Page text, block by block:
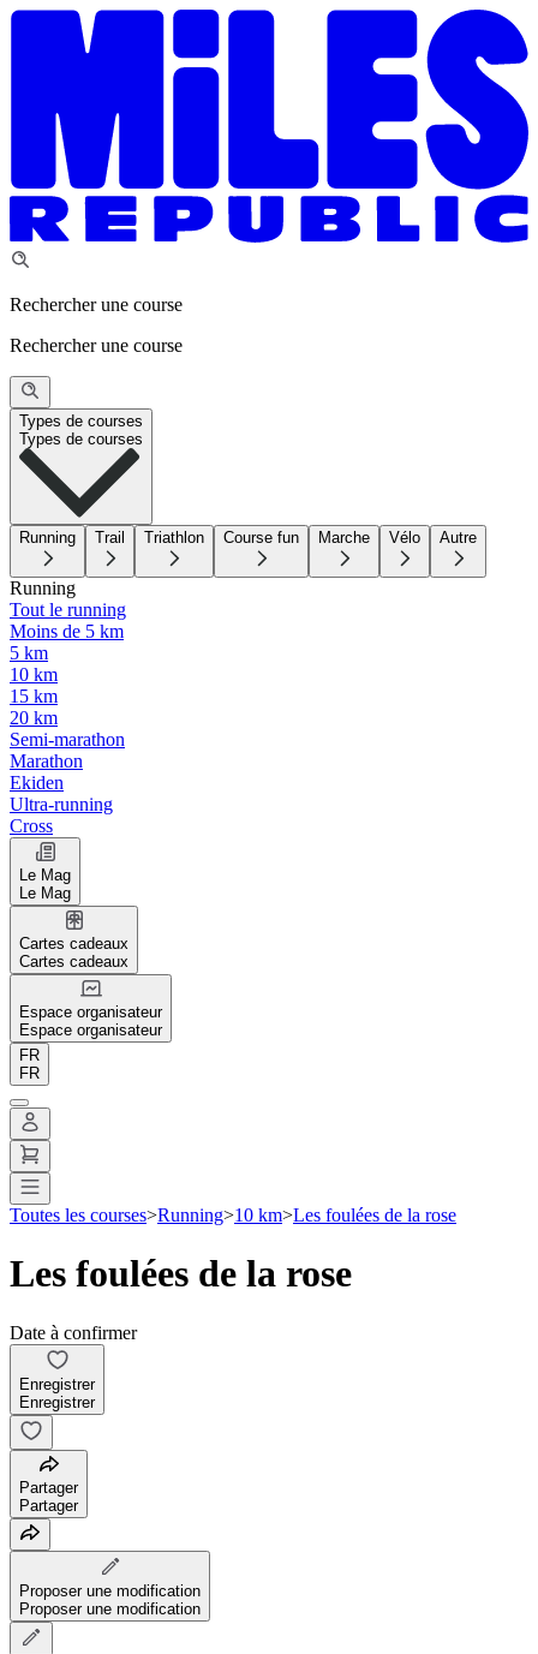
Rechercher une course
Rechercher une course
Types de courses
Types de courses
Running Trail Triathlon Course fun Marche Vélo Autre
Running
Tout le running
Moins de 5 km
5 km
10 km
15 km
20 km
Semi-marathon
Marathon
Ekiden
Ultra-running
Cross
Le Mag
Le Mag
Cartes cadeaux
Cartes cadeaux
Espace organisateur
Espace organisateur
FR
FR
Toutes les courses>Running>10 km>Les foulées de la rose
Les foulées de la rose
Date à confirmer
Enregistrer
Enregistrer
Partager
Partager
Proposer une modification
Proposer une modification